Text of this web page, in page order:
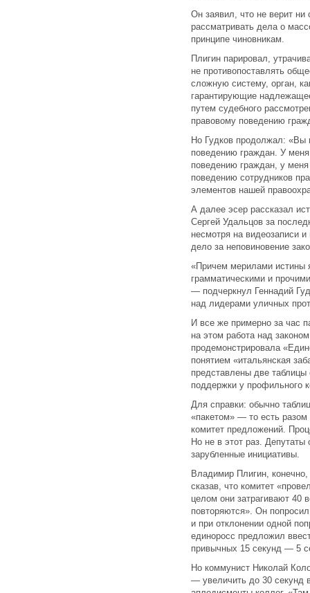
Он заявил, что не верит ни
рассматривать дела о
принципе чиновникам.
Плигин парировал,
не противопоставлять
сложную систему, орган,
гарантирующие
путем судебного
правовому поведению
Но Гудков продолжал: «Вы
поведению граждан. У
поведению граждан, у
поведению сотрудников
элементов нашей
А далее эсер рассказал
Сергей Удальцов за
несмотря на видеозаписи
дело за неповиновение
«Причем мерилами истины
грамматическими и
— подчеркнул Геннадий
над лидерами уличных
И все же примерно за час
на этом работа над
продемонстрировала
понятием «итальянская
представлены две
поддержки у профильного
Для справки: обычно
«пакетом» — то есть
комитет предложений.
Но не в этот раз. Депутаты
зарубленные инициативы.
Владимир Плигин, конечно,
сказав, что комитет
целом они затрагивают 40
повторяются». Он
и при отклонении одной
единоросс предложил
привычных 15 секунд — 5
Но коммунист Николай
— увеличить до 30 секунд